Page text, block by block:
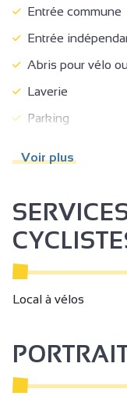
Entrée commune
Entrée
Abris pour vélo
Laverie
Parking
Parking à proximité
Coin repassage
Documentation
Lits faits à l'arrivée
Accès Internet
Climatisation
Voir plus
Local à vélos